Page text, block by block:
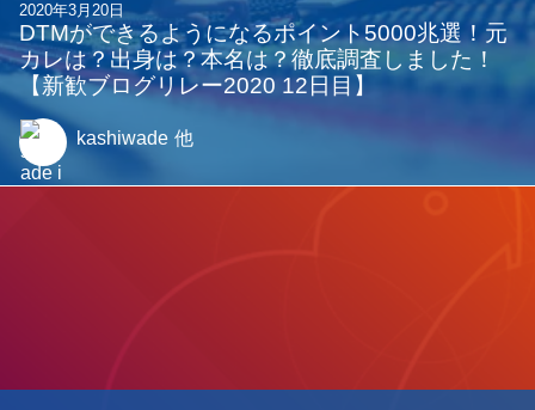
2020年3月20日
DTMができるようになるポイント5000兆選！元
カレは？出身は？本名は？徹底調査しました！
【新歓ブログリレー2020 12日目】
kashiwade 他